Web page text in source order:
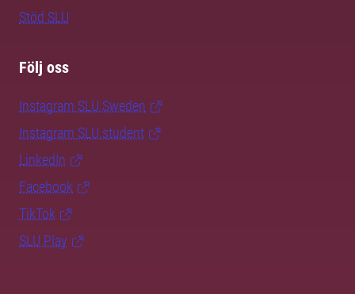
Stöd SLU
Följ oss
Instagram SLU.Sweden
Instagram SLU.student
LinkedIn
Facebook
TikTok
SLU Play